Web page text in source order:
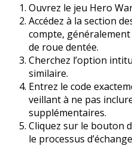
Ouvrez le jeu Hero
Accédez à la section
compte,
de roue dentée.
Cherchez l’option
similaire.
Entrez le code
veillant à ne pas
supplémentaires.
Cliquez sur le bouton
le processus